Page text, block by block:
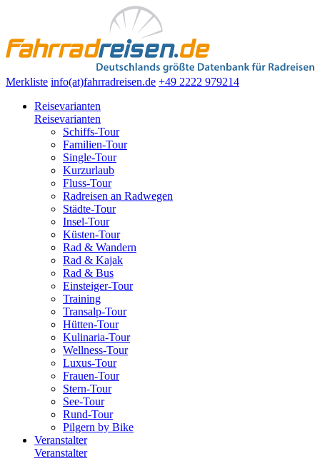
Merkliste info(at)fahrradreisen.de +49 2222 979214
Reisevarianten
Reisevarianten
Schiffs-Tour
Familien-Tour
Single-Tour
Kurzurlaub
Fluss-Tour
Radreisen an Radwegen
Städte-Tour
Insel-Tour
Küsten-Tour
Rad & Wandern
Rad & Kajak
Rad & Bus
Einsteiger-Tour
Training
Transalp-Tour
Hütten-Tour
Kulinaria-Tour
Wellness-Tour
Luxus-Tour
Frauen-Tour
Stern-Tour
See-Tour
Rund-Tour
Pilgern by Bike
Veranstalter
Veranstalter